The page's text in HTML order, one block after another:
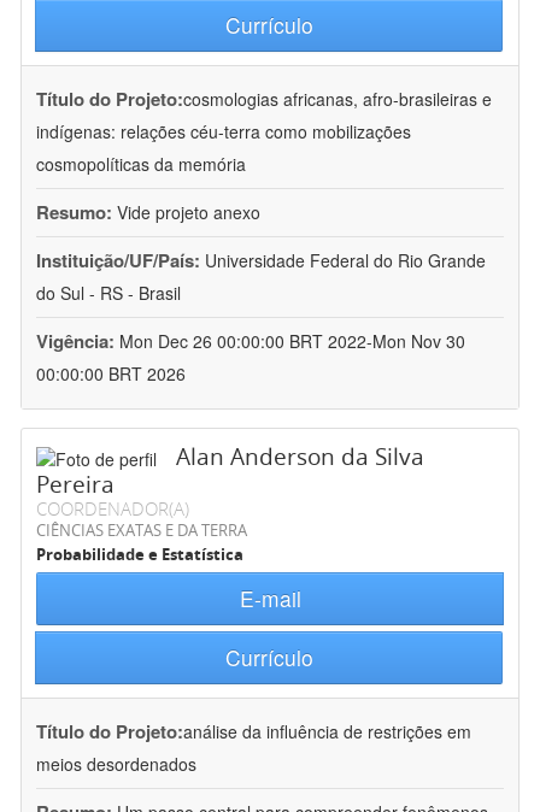
Currículo
Título do Projeto:cosmologias africanas, afro-brasileiras e
indígenas: relações céu-terra como mobilizações
cosmopolíticas da memória
Resumo: Vide projeto anexo
Instituição/UF/País: Universidade Federal do Rio Grande
do Sul - RS - Brasil
Vigência: Mon Dec 26 00:00:00 BRT 2022-Mon Nov 30
00:00:00 BRT 2026
Alan Anderson da Silva
Pereira
COORDENADOR(A)
CIÊNCIAS EXATAS E DA TERRA
Probabilidade e Estatística
E-mail
Currículo
Título do Projeto:análise da influência de restrições em
meios desordenados